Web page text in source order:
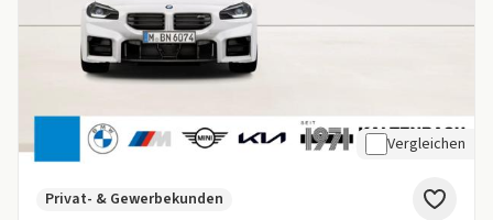
Vergleichen
Privat- & Gewerbekunden